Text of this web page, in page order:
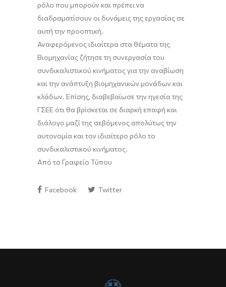
ρόλο που μπορούν και πρέπει να
διαδραματίσουν οι δυνάμεις της εργασίας σε
αυτή την προοπτική.
Αναφερόμενος ιδιαίτερα στα θέματα της
Βιομηχανίας ζήτησε τη συνεργασία του
συνδικαλιστικού κινήματος για την αναβίωση
και την ανάπτυξη βιομηχανικών μονάδων και
κλάδων. Επίσης, διαβεβαίωσε την ηγεσία της
ΓΣΕΕ ότι θα βρίσκεται σε διαρκή επαφή και
διάλογο μαζί της σεβόμενος απολύτως την
αυτονομία και τον ιδιαίτερο ρόλο το
συνδικαλιστικού κινήματος.
Από το Γραφείο Τύπου
Facebook Twitter